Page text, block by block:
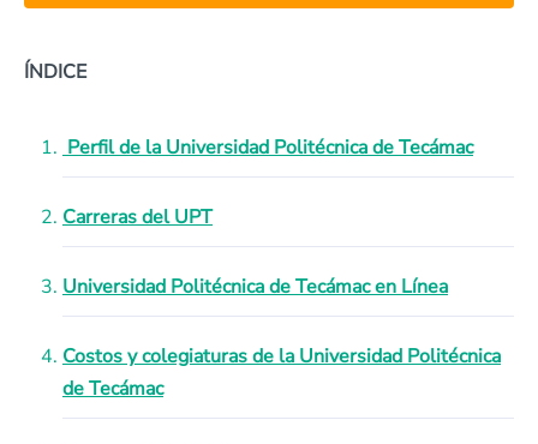
ÍNDICE
Perfil de la Universidad Politécnica de Tecámac
Carreras del UPT
Universidad Politécnica de Tecámac en Línea
Costos y colegiaturas de la Universidad Politécnica
de Tecámac